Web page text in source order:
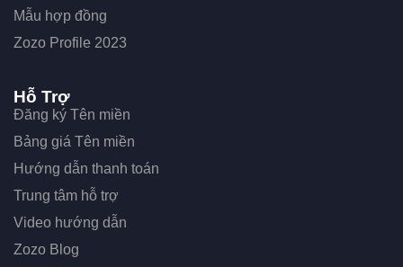
Mẫu hợp đồng
Zozo Profile 2023
Hỗ Trợ
Đăng ký Tên miền
Bảng giá Tên miền
Hướng dẫn thanh toán
Trung tâm hỗ trợ
Video hướng dẫn
Zozo Blog